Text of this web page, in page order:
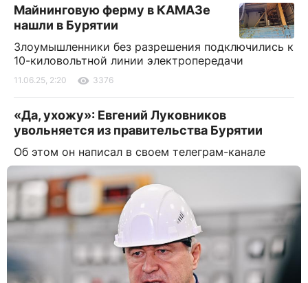
Майнинговую ферму в КАМАЗе
нашли в Бурятии
Злоумышленники без разрешения подключились к
10-киловольтной линии электропередачи
11.06.25, 2:20 3376
«Да, ухожу»: Евгений Луковников
увольняется из правительства Бурятии
Об этом он написал в своем телеграм-канале